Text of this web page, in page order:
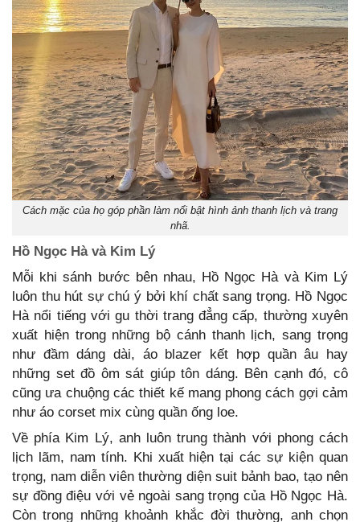
Cách mặc của họ góp phần làm nổi bật hình ảnh thanh lịch và trang
nhã.
Hồ Ngọc Hà và Kim Lý
Mỗi khi sánh bước bên nhau, Hồ Ngọc Hà và Kim Lý
luôn thu hút sự chú ý bởi khí chất sang trọng. Hồ Ngọc
Hà nổi tiếng với gu thời trang đẳng cấp, thường xuyên
xuất hiện trong những bộ cánh thanh lịch, sang trọng
như đầm dáng dài, áo blazer kết hợp quần âu hay
những set đồ ôm sát giúp tôn dáng. Bên cạnh đó, cô
cũng ưa chuộng các thiết kế mang phong cách gợi cảm
như áo corset mix cùng quần ống loe.
Về phía Kim Lý, anh luôn trung thành với phong cách
lịch lãm, nam tính. Khi xuất hiện tại các sự kiện quan
trọng, nam diễn viên thường diện suit bảnh bao, tạo nên
sự đồng điệu với vẻ ngoài sang trọng của Hồ Ngọc Hà.
Còn trong những khoảnh khắc đời thường, anh chọn